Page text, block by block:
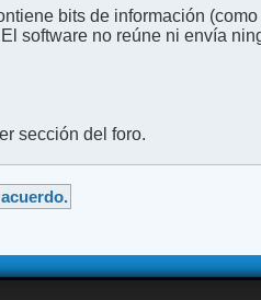
bits de información
software no reúne ni envía
sección del foro.